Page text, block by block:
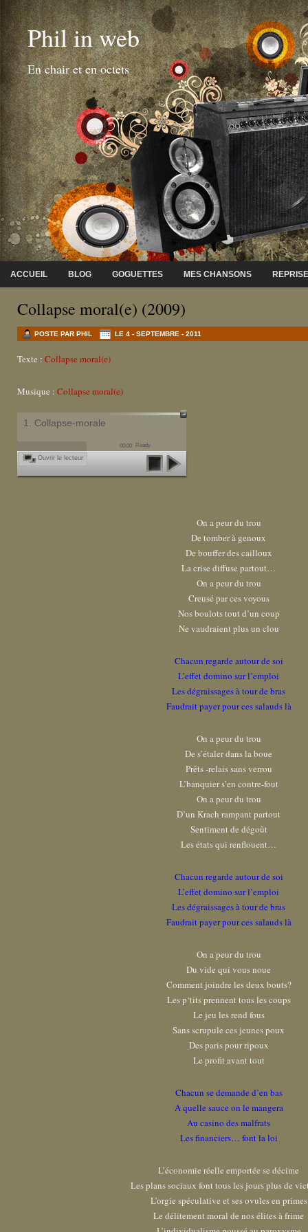
Phil in web
En chair et en octets
ACCUEIL BLOG GOGUETTES MES CHANSONS
Collapse moral(e) (2009)
POSTE PAR PHIL LE 4 - SEPTEMBRE - 2011
Texte : Collapse moral(e)
Musique : Collapse moral(e)
1. Collapse-morale
00:00 Ready
Ouvrir le lecteur
On a peur du trou
De tomber à genoux
De bouffer des cailloux
La crise diffuse partout…
On a peur du trou
Creusé par ces voyous
Nos boulots tout d’un coup
Ne vaudraient plus un clou
Chacun regarde autour de soi
L’effet domino sur l’emploi
Les dégraissages à tour de bras
Faudrait payer pour ces salauds là
On a peur du trou
De s’étaler dans la boue
Prêts -relais sans verrou
L’banquier s’en contre-fout
On a peur du trou
D’un Krach rampant partout
Sentiment de dégoût
Les états qui renflouent…
Chacun regarde autour de soi
L’effet domino sur l’emploi
Les dégraissages à tour de bras
Faudrait payer pour ces salauds là
On a peur du trou
Du vide qui vous noue
Comment joindre les deux bouts?
Les p‘tits prennent tous les coups
Le jeu les rend fous
Sans scrupule ces jeunes poux
Des paris pour ripoux
Le profit avant tout
Chacun se demande d’en bas
A quelle sauce on le mangera
Au casino des malfrats
Les financiers… font la loi
L’économie réelle emportée se décime
Les plans sociaux font tous les jours plus de
L’orgie spéculative et ses ovules en primes
Le délitement moral de nos élites à frime